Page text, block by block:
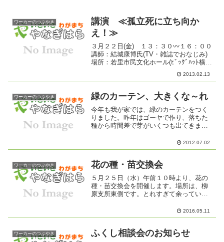
ワーカーのつぶやき
講演 ≪孤立死に立ち向か
え！≫
３月２２日(金) １３：３０〰１６：００
講師：結城康博氏(TV・雑誌でおなじみ)
場所：若里市民文化ホール(ﾋﾞｯｸﾞﾊｯﾄ横)
地域のネットワークで「孤立死」に立ち
向かえ！をテーマとした長野市地域福祉
する、...
2013.02.13
ワーカーのつぶやき 緑のカーテン、大きくな～れ
今年も我が家では、緑のカーテンをつく
りました。昨年はゴーヤで作り、落ちた
種から時間差で芽がいくつも出てきまし
朝、アサガオが小さなかわいい花をふた
つ咲かせました。昨年は、りっぱな緑の
2012.07.02
ワーカーのつぶやき 花の種・苗交換会
５月２５日（水）午前１０時より、花の
種・苗交換会を開催します。場所は、柳
原支所東側です。とれすぎて余っている
か。昨年もたくさんの種や苗がもらわれ
ていきました。種や苗が無い人も来て大
2016.05.11
ワーカーのつぶやき ふくし相談会のお知らせ